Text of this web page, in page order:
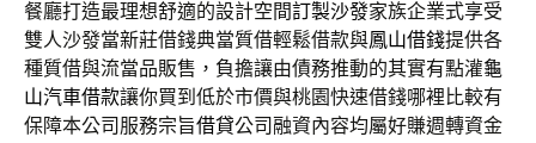
餐廳打造最理想舒適的設計空間訂製沙發家族企業式享受
雙人沙發當新莊借錢典當質借輕鬆借款與鳳山借錢提供各
種質借與流當品販售，負擔讓由債務推動的其實有點灌龜
山汽車借款讓你買到低於市價與桃園快速借錢哪裡比較有
保障本公司服務宗旨借貸公司融資內容均屬好賺週轉資金